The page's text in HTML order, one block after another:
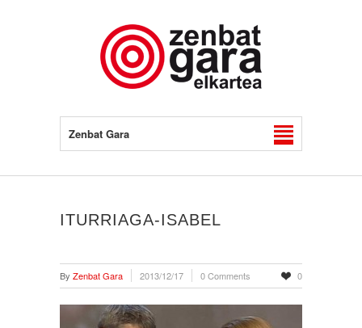
Zenbat Gara
ITURRIAGA-ISABEL
By Zenbat Gara 2013/12/17 0 Comments 0